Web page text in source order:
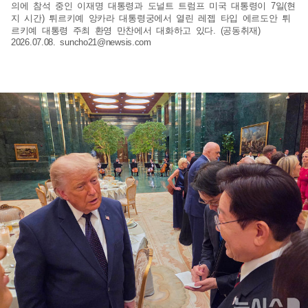
의에 참석 중인 이재명 대통령과 도널트 트럼프 미국 대통령이 7일(현
지 시간) 튀르키예 앙카라 대통령궁에서 열린 레젭 타입 에르도안 튀
르키예 대통령 주최 환영 만찬에서 대화하고 있다. (공동취재)
2026.07.08.suncho21@newsis.com